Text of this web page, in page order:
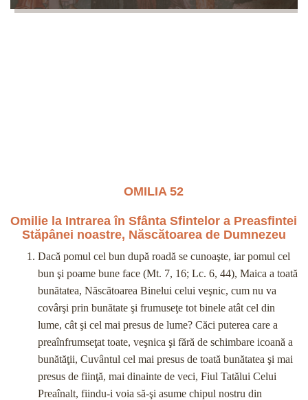
OMILIA 52
Omilie la Intrarea în Sfânta Sfintelor a Preasfintei
Stăpânei noastre, Născătoarea de Dumnezeu
Dacă pomul cel bun după roadă se cunoaşte, iar pomul cel
bun şi poame bune face (Mt. 7, 16; Lc. 6, 44), Maica a toată
bunătatea, Născătoarea Binelui celui veşnic, cum nu va
covârşi prin bunătate şi frumuseţe tot binele atât cel din
lume, cât şi cel mai presus de lume? Căci puterea care a
preaînfrumseţat toate, veşnica şi fără de schimbare icoană a
bunătăţii, Cuvântul cel mai presus de toată bunătatea şi mai
presus de fiinţă, mai dinainte de veci, Fiul Tatălui Celui
Preaînalt, fiindu-i voia să-şi asume chipul nostru din